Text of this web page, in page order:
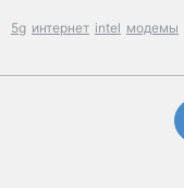
5g интернет intel модемы